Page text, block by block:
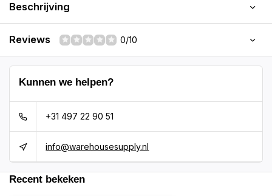
Beschrijving
Reviews 0/10
Kunnen we helpen?
+31 497 22 90 51
info@warehousesupply.nl
Recent bekeken